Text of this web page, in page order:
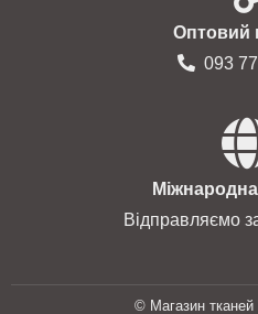
Оптовий
093
Відправляємо
© Магазин